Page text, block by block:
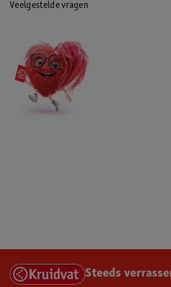
Veelgestelde vragen
Steeds